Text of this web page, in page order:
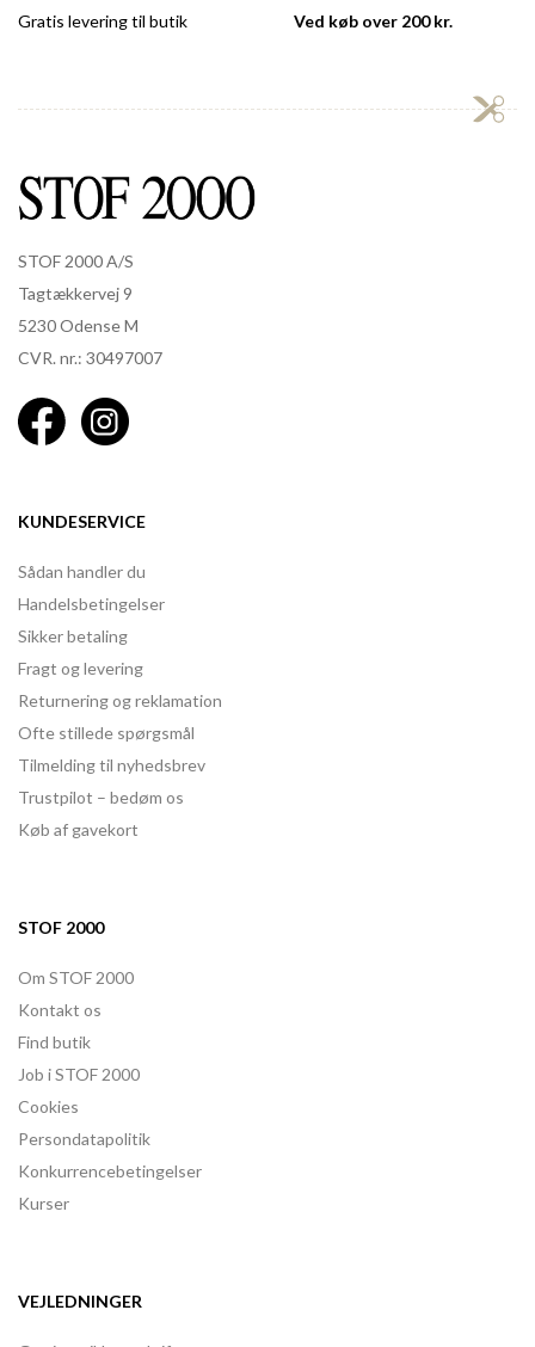
Gratis levering til butik
Ved køb over 200 kr.
STOF 2000 A/S
Tagtækkervej 9
5230 Odense M
CVR. nr.: 30497007
KUNDESERVICE
Sådan handler du
Handelsbetingelser
Sikker betaling
Fragt og levering
Returnering og reklamation
Ofte stillede spørgsmål
Tilmelding til nyhedsbrev
Trustpilot – bedøm os
Køb af gavekort
STOF 2000
Om STOF 2000
Kontakt os
Find butik
Job i STOF 2000
Cookies
Persondatapolitik
Konkurrencebetingelser
Kurser
VEJLEDNINGER